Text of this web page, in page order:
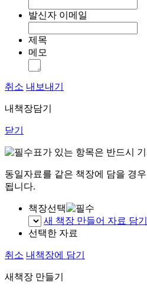
발신자 이메일
제목
메모
취소 내보내기
내책장담기
닫기
표가 있는 항목은 반드시
동일자료를 같은 책장에 담을 경
됩니다.
책장선택
새 책장 만들어 자료 담기
선택한 자료
취소 내책장에 담기
새책장 만들기